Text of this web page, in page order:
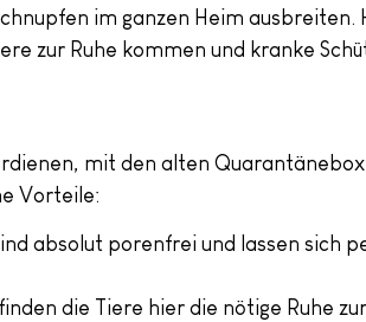
im ganzen Heim
zur Ruhe kommen und kranke
mit den alten
Vorteile:
absolut porenfrei und lassen sich
die Tiere hier die nötige Ruhe